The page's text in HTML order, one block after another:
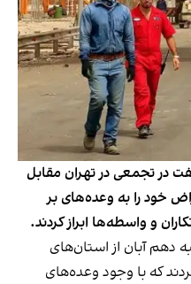
در تجمعی در تهران مقابل
خود را به وعده‌های بر
و واسطه‌ها ابراز کردند.
دهم آبان از استان‌های
که با وجود وعده‌های